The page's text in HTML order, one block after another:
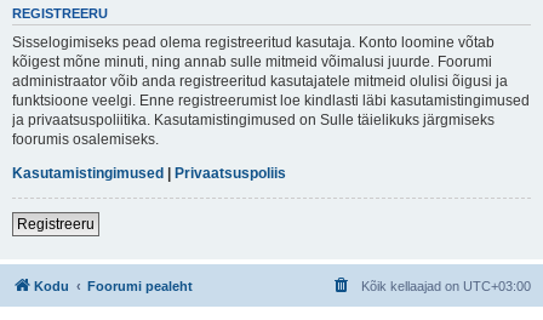
REGISTREERU
Sisselogimiseks pead olema registreeritud kasutaja. Konto loomine võtab
kõigest mõne minuti, ning annab sulle mitmeid võimalusi juurde. Foorumi
administraator võib anda registreeritud kasutajatele mitmeid olulisi õigusi ja
funktsioone veelgi. Enne registreerumist loe kindlasti läbi kasutamistingimused
ja privaatsuspoliitika. Kasutamistingimused on Sulle täielikuks järgmiseks
foorumis osalemiseks.
Kasutamistingimused | Privaatsuspoliis
Registreeru
Kodu Foorumi pealeht Kõik kellaajad on UTC+03:00